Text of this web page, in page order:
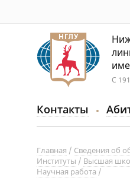
С
Контакты
Главная Сведения об
Институты
Высшая
Научная работа